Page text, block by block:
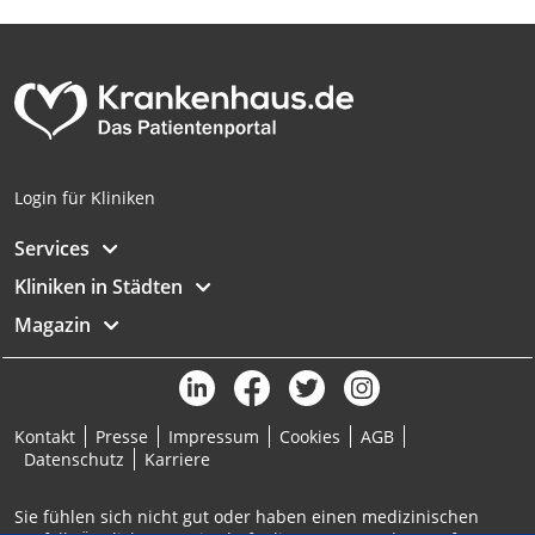
Login für Kliniken
Services
Kliniken in Städten
Magazin
Kontakt Presse Impressum Cookies
AGB
Datenschutz
Karriere
Sie fühlen sich nicht gut oder haben einen medizinischen
Analyse von Zielgruppen durch Statistiken
Entwicklung und Verbesserung der
Angebote
Verwendung reduzierter Daten zur Auswahl
von Inhalten
IAB-Besonderheiten:
Verwendung genauer Standortdaten
Geräte anhand von aktiv angeforderten
Informationen identifizieren
Nicht-IAB-Verarbeitungszwecke:
Notwendig
Funktional